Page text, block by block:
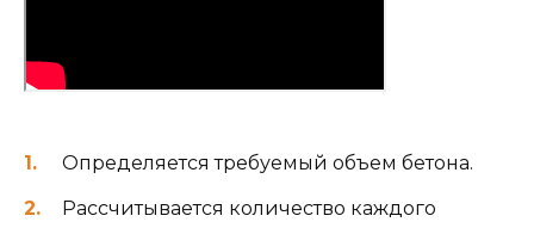
Определяется требуемый объем бетона.
Рассчитывается количество каждого